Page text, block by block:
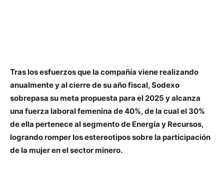
Tras los esfuerzos que la compañía viene realizando
anualmente y al cierre de su año fiscal, Sodexo
sobrepasa su meta propuesta para el 2025 y alcanza
una fuerza laboral femenina de 40%, de la cual el 30%
de ella pertenece al segmento de Energía y Recursos,
logrando romper los estereotipos sobre la participación
de la mujer en el sector minero.